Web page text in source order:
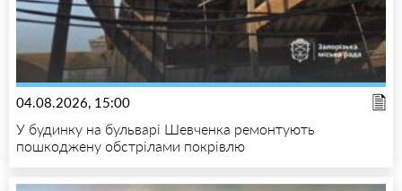
04.08.2026, 15:00
У будинку на бульварі Шевченка ремонтують
пошкоджену обстрілами покрівлю